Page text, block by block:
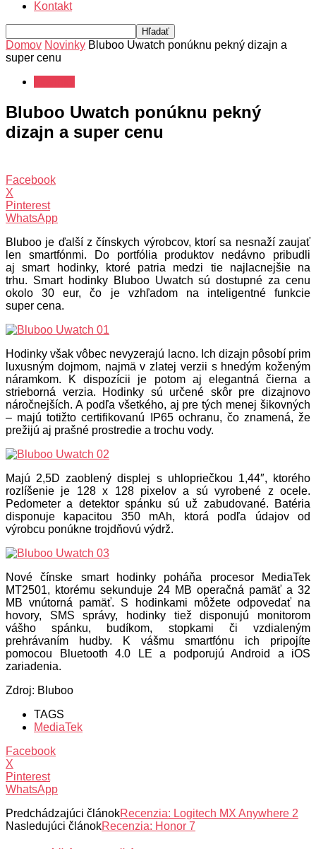
Kontakt
Domov Novinky Bluboo Uwatch ponúknu pekný dizajn a
super cenu
Bluboo Uwatch ponúknu pekný
dizajn a super cenu
Facebook
X
Pinterest
WhatsApp
Bluboo je ďalší z čínskych výrobcov, ktorí sa nesnaží zaujať
len smartfónmi. Do portfólia produktov nedávno pribudli
aj smart hodinky, ktoré patria medzi tie najlacnejšie na
trhu. Smart hodinky Bluboo Uwatch sú dostupné za cenu
okolo 30 eur, čo je vzhľadom na inteligentné funkcie
super cena.
Hodinky však vôbec nevyzerajú lacno. Ich dizajn pôsobí prim
luxusným dojmom, najmä v zlatej verzii s hnedým koženým
náramkom. K dispozícii je potom aj elegantná čierna a
strieborná verzia. Hodinky sú určené skôr pre dizajnovo
náročnejších. A podľa všetkého, aj pre tých menej šikovných
– majú totižto certifikovanú IP65 ochranu, čo znamená, že
prežijú aj prašné prostredie a trochu vody.
Majú 2,5D zaoblený displej s uhlopriečkou 1,44″, ktorého
rozlíšenie je 128 x 128 pixelov a sú vyrobené z ocele.
Pedometer a detektor spánku sú už zabudované. Batéria
disponuje kapacitou 350 mAh, ktorá podľa údajov od
výrobcu ponúkne trojdňovú výdrž.
Nové čínske smart hodinky poháňa procesor MediaTek
MT2501, ktorému sekunduje 24 MB operačná pamäť a 32
MB vnútorná pamäť. S hodinkami môžete odpovedať na
hovory, SMS správy, hodinky tiež disponujú monitorom
vášho spánku, budíkom, stopkami či vzdialeným
prehrávaním hudby. K vášmu smartfónu ich pripojíte
pomocou Bluetooth 4.0 LE a podporujú Android a iOS
zariadenia.
Zdroj: Bluboo
TAGS
MediaTek
Facebook
X
Pinterest
WhatsApp
Predchádzajúci článokRecenzia: Logitech MX Anywhere 2
Nasledujúci článokRecenzia: Honor 7